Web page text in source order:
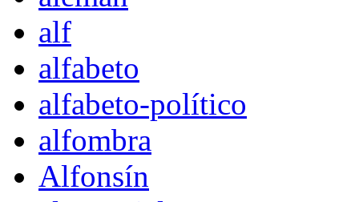
alf
alfabeto
alfabeto-político
alfombra
Alfonsín